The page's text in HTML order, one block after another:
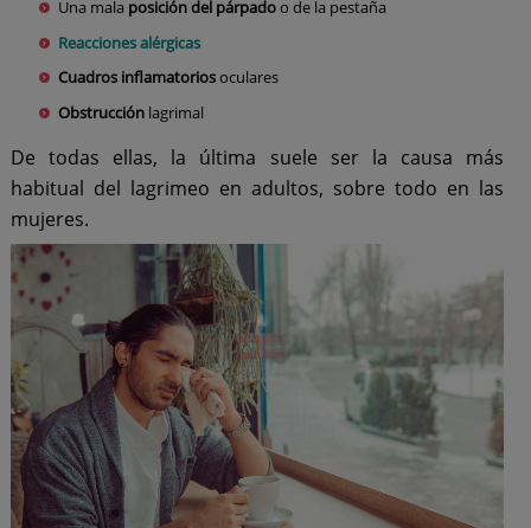
Una mala posición del párpadoo de la pestaña
Reacciones alérgicas
Cuadros inflamatoriosoculares
Obstrucciónlagrimal
De todas ellas, la última suele ser la causa más
habitual del lagrimeo en adultos, sobre todo en las
mujeres.